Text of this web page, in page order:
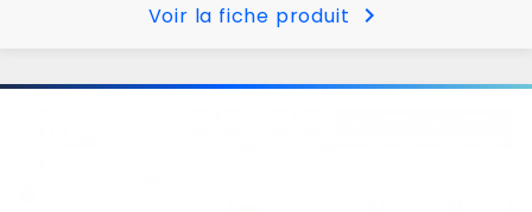
Voir la fiche produit chevron_right